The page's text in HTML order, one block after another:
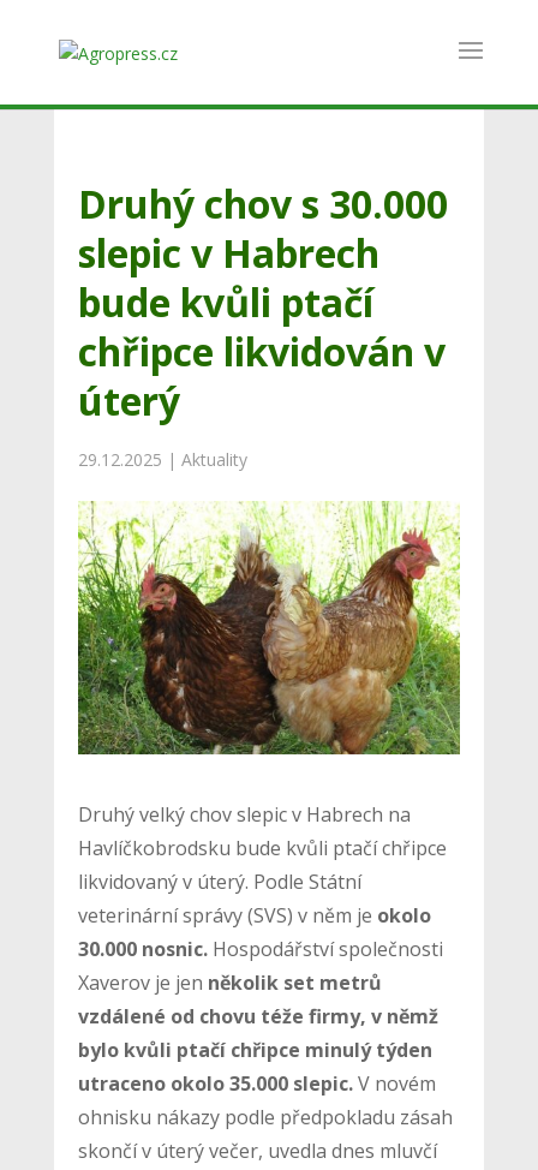
Druhý chov s 30.000
slepic v Habrech
bude kvůli ptačí
chřipce likvidován v
úterý
29.12.2025 | Aktuality
Druhý velký chov slepic v Habrech na
Havlíčkobrodsku bude kvůli ptačí chřipce
likvidovaný v úterý. Podle Státní
veterinární správy (SVS) v něm je okolo
30.000 nosnic.Hospodářství společnosti
Xaverov je jen několik set metrů
vzdálené od chovu téže firmy, v němž
bylo kvůli ptačí chřipce minulý týden
utraceno okolo 35.000 slepic.V novém
ohnisku nákazy podle předpokladu zásah
skončí v úterý večer, uvedla dnes mluvčí